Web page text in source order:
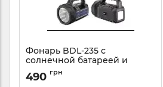
Фонарь BDL-235 с
солнечной батареей и
радио
Артикул:
490 грн